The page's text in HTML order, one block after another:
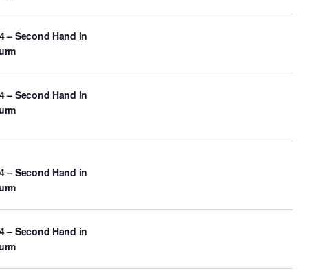
– Second Hand in
– Second Hand in
– Second Hand in
– Second Hand in